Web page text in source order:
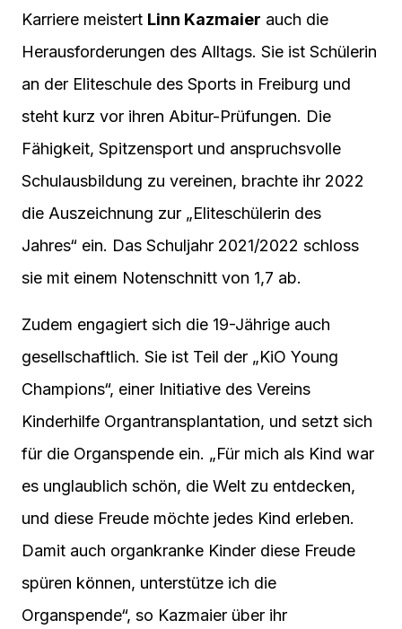
Karriere meistert Linn Kazmaier auch die
Herausforderungen des Alltags. Sie ist Schülerin
an der Eliteschule des Sports in Freiburg und
steht kurz vor ihren Abitur-Prüfungen. Die
Fähigkeit, Spitzensport und anspruchsvolle
Schulausbildung zu vereinen, brachte ihr 2022
die Auszeichnung zur „Eliteschülerin des
Jahres“ ein. Das Schuljahr 2021/2022 schloss
sie mit einem Notenschnitt von 1,7 ab.
Zudem engagiert sich die 19-Jährige auch
gesellschaftlich. Sie ist Teil der „KiO Young
Champions“, einer Initiative des Vereins
Kinderhilfe Organtransplantation, und setzt sich
für die Organspende ein. „Für mich als Kind war
es unglaublich schön, die Welt zu entdecken,
und diese Freude möchte jedes Kind erleben.
Damit auch organkranke Kinder diese Freude
spüren können, unterstütze ich die
Organspende“, so Kazmaier über ihr